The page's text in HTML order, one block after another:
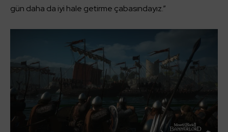
gün daha da iyi hale getirme çabasındayız.”